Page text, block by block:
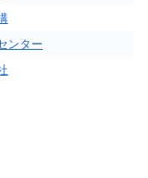
ンター